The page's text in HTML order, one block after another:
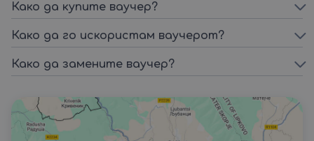
Како да купите ваучер?
Како да го искористам ваучерот?
Како да замените ваучер?